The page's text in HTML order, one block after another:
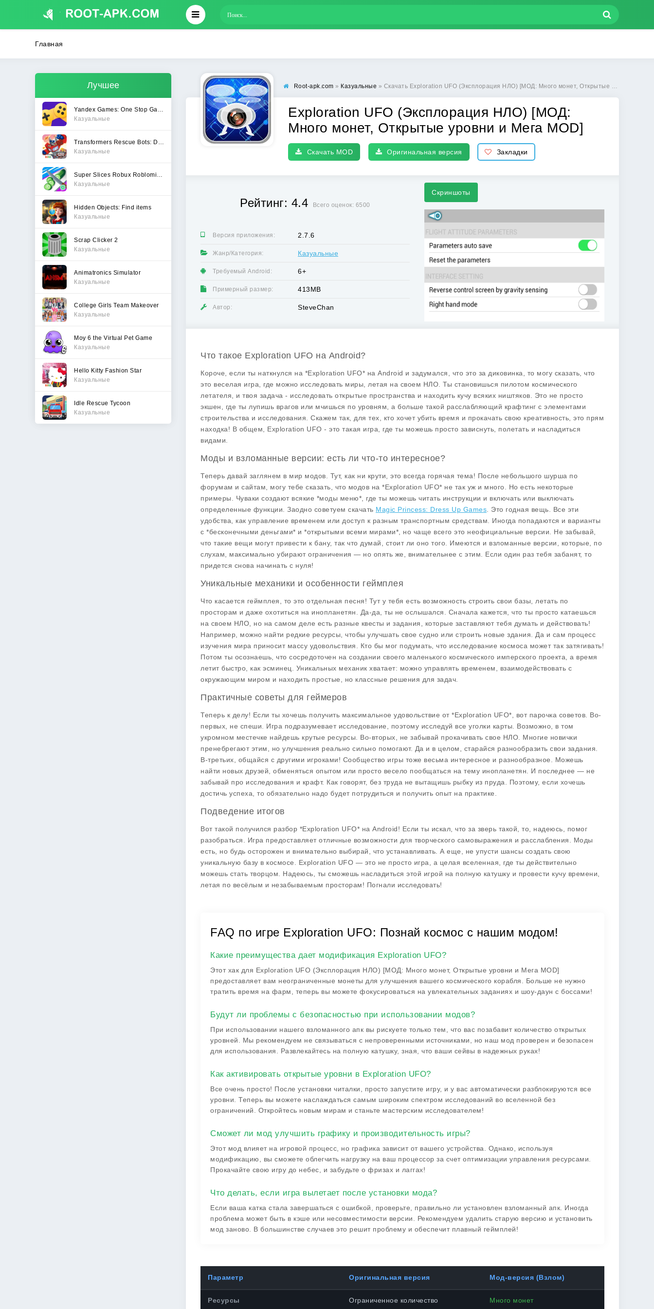
Главная
Лучшее
Казуальные
Казуальные
Казуальные
Hidden Objects: Find items
Казуальные
Scrap Clicker 2
Казуальные
Animatronics Simulator
Казуальные
College Girls Team Makeover
Казуальные
Moy 6 the Virtual Pet Game
Казуальные
Hello Kitty Fashion Star
Казуальные
Idle Rescue Tycoon
Казуальные
Root-apk.com » Казуальные » Скачать Exploration UFO (Эксплорация НЛО) [МОД: Много монет, Открытые уровни и Мега MOD] | Взлом Exploration UFO на Андроид
Exploration UFO (Эксплорация НЛО) [МОД:
Много монет, Открытые уровни и Мега MOD]
Скачать MOD Оригинальная версия Закладки
Рейтинг: 4.4 Всего оценок: 6500
Версия приложения: 2.7.6
Жанр/Категория: Казуальные
Требуемый Android: 6+
Примерный размер: 413MB
Автор: SteveChan
Скриншоты
Что такое Exploration UFO на Android?
Короче, если ты наткнулся на *Exploration UFO* на Android и задумался, что это за диковинка, то могу сказать, что
это веселая игра, где можно исследовать миры, летая на своем НЛО. Ты становишься пилотом космического
летателя, и твоя задача - исследовать открытые пространства и находить кучу всяких ништяков. Это не просто
экшен, где ты лупишь врагов или мчишься по уровням, а больше такой расслабляющий крафтинг с элементами
строительства и исследования. Скажем так, для тех, кто хочет убить время и прокачать свою креативность, это прям
находка! В общем, Exploration UFO - это такая игра, где ты можешь просто зависнуть, полетать и насладиться
видами.
Моды и взломанные версии: есть ли что-то интересное?
Теперь давай заглянем в мир модов. Тут, как ни крути, это всегда горячая тема! После небольшого шурша по
форумам и сайтам, могу тебе сказать, что модов на *Exploration UFO* не так уж и много. Но есть некоторые
примеры. Чуваки создают всякие *моды меню*, где ты можешь читать инструкции и включать или выключать
определенные функции. Заодно советуем скачать Magic Princess: Dress Up Games . Это годная вещь. Все эти
удобства, как управление временем или доступ к разным транспортным средствам. Иногда попадаются и варианты
с *бесконечными деньгами* и *открытыми всеми мирами*, но чаще всего это неофициальные версии. Не забывай,
что такие вещи могут привести к бану, так что думай, стоит ли оно того. Имеются и взломанные версии, которые, по
слухам, максимально убирают ограничения — но опять же, внимательнее с этим. Если один раз тебя забанят, то
придется снова начинать с нуля!
Уникальные механики и особенности геймплея
Что касается геймплея, то это отдельная песня! Тут у тебя есть возможность строить свои базы, летать по
просторам и даже охотиться на инопланетян. Да-да, ты не ослышался. Сначала кажется, что ты просто катаешься
на своем НЛО, но на самом деле есть разные квесты и задания, которые заставляют тебя думать и действовать!
Например, можно найти редкие ресурсы, чтобы улучшать свое судно или строить новые здания. Да и сам процесс
изучения мира приносит массу удовольствия. Кто бы мог подумать, что исследование космоса может так затягивать!
Потом ты осознаешь, что сосредоточен на создании своего маленького космического имперского проекта, а время
летит быстро, как эсминец. Уникальных механик хватает: можно управлять временем, взаимодействовать с
окружающим миром и находить простые, но классные решения для задач.
Практичные советы для геймеров
Теперь к делу! Если ты хочешь получить максимальное удовольствие от *Exploration UFO*, вот парочка советов. Во-
первых, не спеши. Игра подразумевает исследование, поэтому исследуй все уголки карты. Возможно, в том
укромном местечке найдешь крутые ресурсы. Во-вторых, не забывай прокачивать свое НЛО. Многие новички
пренебрегают этим, но улучшения реально сильно помогают. Да и в целом, старайся разнообразить свои задания.
В-третьих, общайся с другими игроками! Сообщество игры тоже весьма интересное и разнообразное. Можешь
найти новых друзей, обменяться опытом или просто весело пообщаться на тему инопланетян. И последнее — не
забывай про исследования и крафт. Как говорят, без труда не вытащишь рыбку из пруда. Поэтому, если хочешь
достичь успеха, то обязательно надо будет потрудиться и получить опыт на практике.
Подведение итогов
Вот такой получился разбор *Exploration UFO* на Android! Если ты искал, что за зверь такой, то, надеюсь, помог
разобраться. Игра предоставляет отличные возможности для творческого самовыражения и расслабления. Моды
есть, но будь осторожен и внимательно выбирай, что устанавливать. А еще, не упусти шансы создать свою
уникальную базу в космосе. Exploration UFO — это не просто игра, а целая вселенная, где ты действительно
можешь стать творцом. Надеюсь, ты сможешь насладиться этой игрой на полную катушку и провести кучу времени,
летая по весёлым и незабываемым просторам! Погнали исследовать!
FAQ по игре Exploration UFO: Познай космос с нашим модом!
Какие преимущества дает модификация Exploration UFO?
Этот хак для Exploration UFO (Эксплорация НЛО) [МОД: Много монет, Открытые уровни и Мега MOD]
предоставляет вам неограниченные монеты для улучшения вашего космического корабля. Больше не нужно
тратить время на фарм, теперь вы можете фокусироваться на увлекательных заданиях и шоу-даун с боссами!
Будут ли проблемы с безопасностью при использовании модов?
При использовании нашего взломанного апк вы рискуете только тем, что вас позабавит количество открытых
уровней. Мы рекомендуем не связываться с непроверенными источниками, но наш мод проверен и безопасен
для использования. Развлекайтесь на полную катушку, зная, что ваши сейвы в надежных руках!
Как активировать открытые уровни в Exploration UFO?
Все очень просто! После установки читалки, просто запустите игру, и у вас автоматически разблокируются все
уровни. Теперь вы можете наслаждаться самым широким спектром исследований во вселенной без
ограничений. Откройтесь новым мирам и станьте мастерским исследователем!
Сможет ли мод улучшить графику и производительность игры?
Этот мод влияет на игровой процесс, но графика зависит от вашего устройства. Однако, используя
модификацию, вы сможете облегчить нагрузку на ваш процессор за счет оптимизации управления ресурсами.
Прокачайте свою игру до небес, и забудьте о фризах и лаггах!
Что делать, если игра вылетает после установки мода?
Если ваша катка стала завершаться с ошибкой, проверьте, правильно ли установлен взломанный апк. Иногда
проблема может быть в кэше или несовместимости версии. Рекомендуем удалить старую версию и установить
мод заново. В большинстве случаев это решит проблему и обеспечит плавный геймплей!
Параметр Оригинальная версия Мод-версия (Взлом)
Ресурсы Ограниченное количество Много монет